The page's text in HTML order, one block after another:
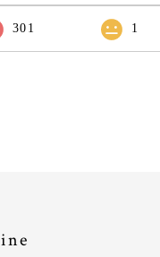
301 1